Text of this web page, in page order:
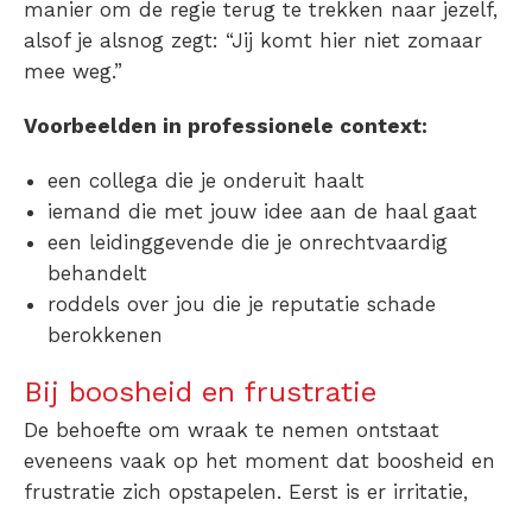
manier om de regie terug te trekken naar jezelf,
alsof je alsnog zegt: “Jij komt hier niet zomaar
mee weg.”
Voorbeelden in professionele context:
een collega die je onderuit haalt
iemand die met jouw idee aan de haal gaat
een leidinggevende die je onrechtvaardig
behandelt
roddels over jou die je reputatie schade
berokkenen
Bij boosheid en frustratie
De behoefte om wraak te nemen ontstaat
eveneens vaak op het moment dat boosheid en
frustratie zich opstapelen. Eerst is er irritatie,